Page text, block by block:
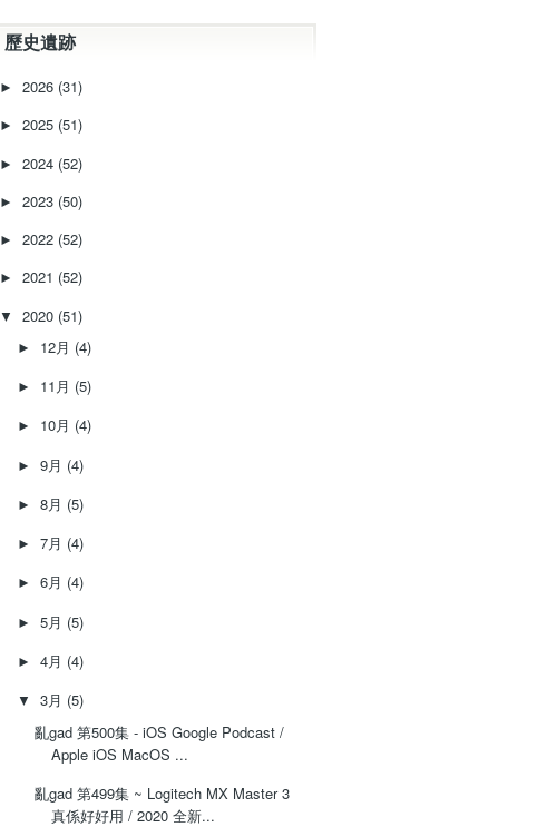
歷史遺跡
► 2026 (31)
► 2025 (51)
► 2024 (52)
► 2023 (50)
► 2022 (52)
► 2021 (52)
▼ 2020 (51)
► 12月 (4)
► 11月 (5)
► 10月 (4)
► 9月 (4)
► 8月 (5)
► 7月 (4)
► 6月 (4)
► 5月 (5)
► 4月 (4)
▼ 3月 (5)
亂gad 第500集 - iOS Google Podcast /
Apple iOS MacOS ...
亂gad 第499集 ~ Logitech MX Master 3
真係好好用 / 2020 全新...